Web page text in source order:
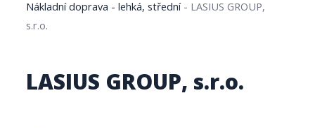
Nákladní doprava - lehká, střední- LASIUS GROUP,
s.r.o.
LASIUS GROUP, s.r.o.